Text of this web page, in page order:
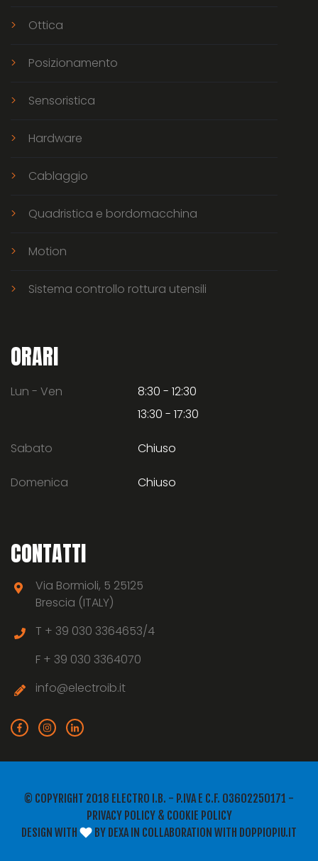
Ottica
Posizionamento
Sensoristica
Hardware
Cablaggio
Quadristica e bordomacchina
Motion
Sistema controllo rottura utensili
ORARI
Lun - Ven
8:30 - 12:30
13:30 - 17:30
Sabato Chiuso
Domenica Chiuso
CONTATTI
Via Bormioli, 5 25125
Brescia (ITALY)
T + 39 030 3364653/4
F + 39 030 3364070
info@electroib.it
© COPYRIGHT 2018 ELECTRO I.B. - P.IVA E C.F. 03602250171 -
PRIVACY POLICY& COOKIE POLICY
DESIGN WITH
BY DEXAIN COLLABORATION WITH DOPPIOPIU.IT